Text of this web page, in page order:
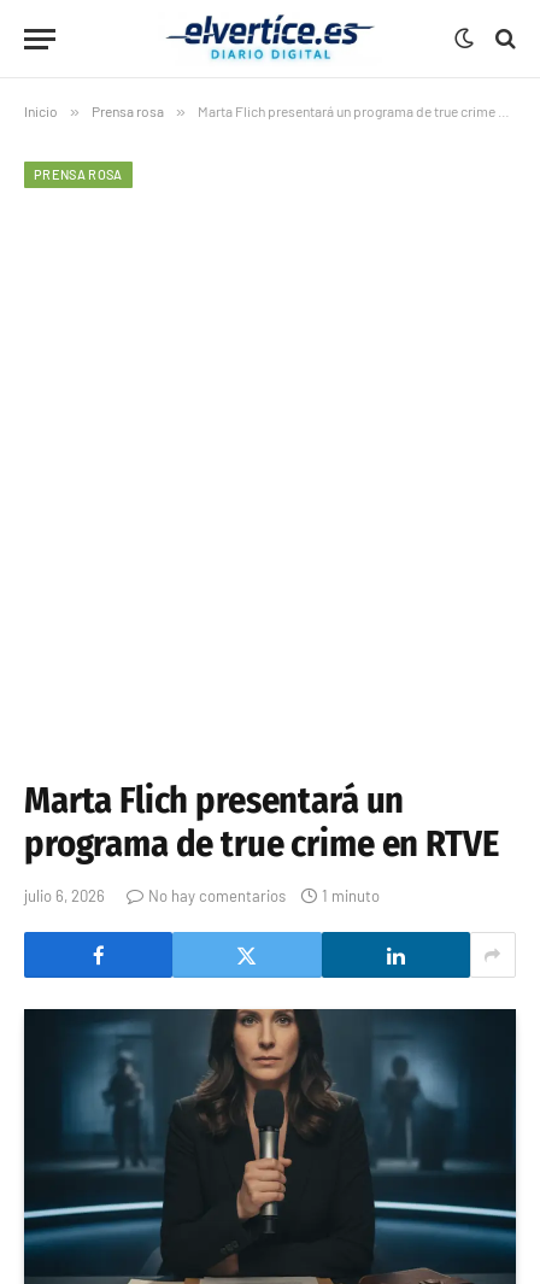
Inicio » Prensa rosa » Marta Flich presentará un programa de true crime en RTVE
PRENSA ROSA
Marta Flich presentará un
programa de true crime en RTVE
julio 6, 2026 No hay comentarios 1 minuto